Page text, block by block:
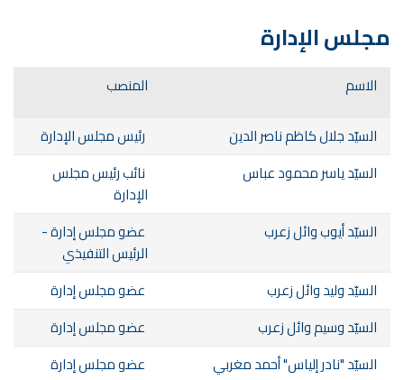
مجلس الإدارة
الاسم
المنصب
السيّد جلال كاظم ناصر الدين
رئيس مجلس الإدارة
السيّد ياسر محمود عباس
نائب رئيس مجلس
الإدارة
السيّد أيوب وائل زعرب
عضو مجلس إدارة -
الرئيس التنفيذي
السيّد وليد وائل زعرب
عضو مجلس إدارة
السيّد وسيم وائل زعرب
عضو مجلس إدارة
السيّد "نادر إلياس" أحمد مغربي
عضو مجلس إدارة